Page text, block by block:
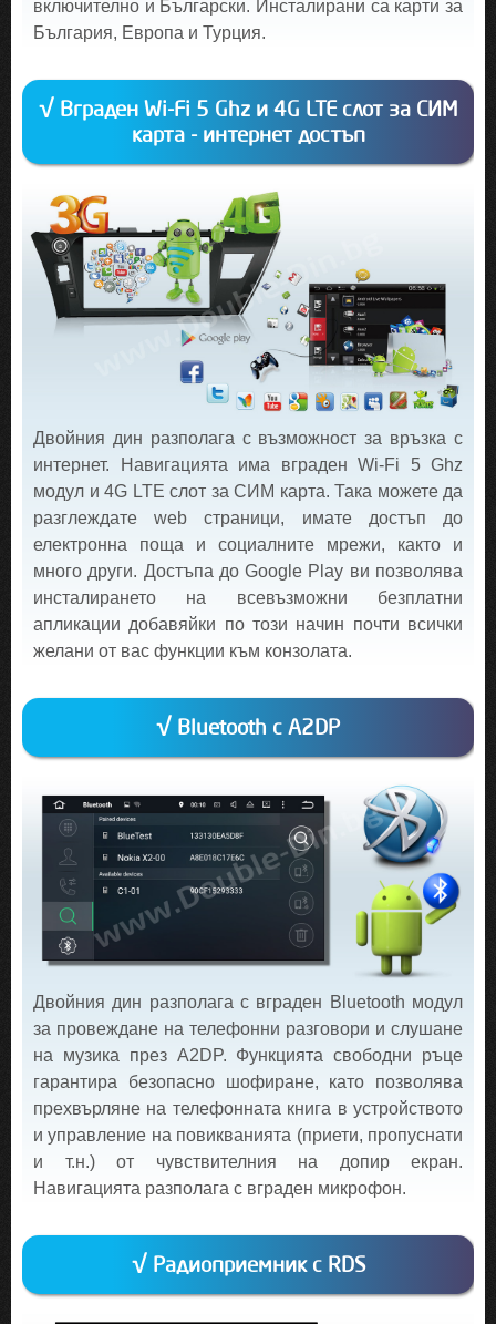
включително и Български. Инсталирани са карти за
България, Европа и Турция.
√ Вграден Wi-Fi 5 Ghz и 4G LTE слот за СИМ
карта - интернет достъп
Двойния дин разполага с възможност за връзка с
интернет. Навигацията има вграден Wi-Fi 5 Ghz
модул и 4G LTE слот за СИМ карта. Така можете да
разглеждате web страници, имате достъп до
електронна поща и социалните мрежи, както и
много други. Достъпа до Google Play ви позволява
инсталирането на всевъзможни безплатни
апликации добавяйки по този начин почти всички
желани от вас функции към конзолата.
√ Bluetooth с A2DP
Двойния дин разполага с вграден Bluetooth модул
за провеждане на телефонни разговори и слушане
на музика през A2DP. Функцията свободни ръце
гарантира безопасно шофиране, като позволява
прехвърляне на телефонната книга в устройството
и управление на повикванията (приети, пропуснати
и т.н.) от чувствителния на допир екран.
Навигацията разполага с вграден микрофон.
√ Радиоприемник с RDS